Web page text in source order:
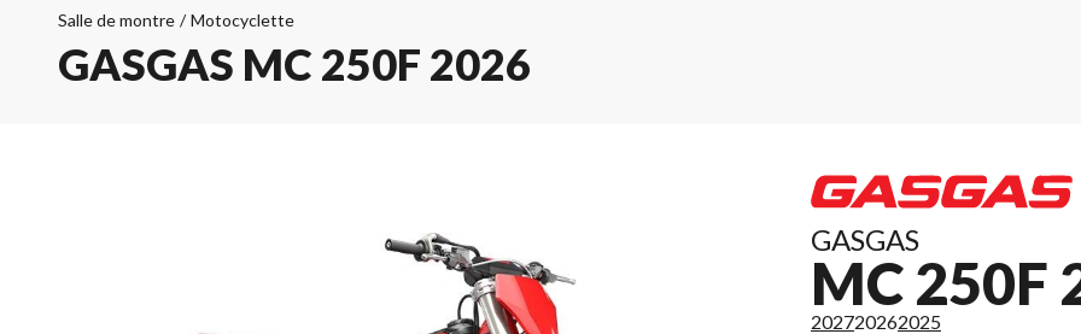
Salle de montre / Motocyclette
GASGAS MC 250F 2026
GASGAS
MC 250F
202720262025